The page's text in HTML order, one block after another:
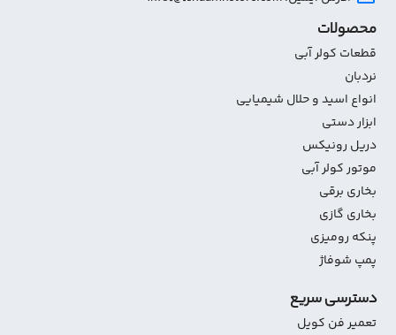
محصولات
قطعات کولر آبی
نردبان
انواع اسید و حلال شیمیایی
ابزار دستی
دریل رونیکس
موتور کولر آبی
بخاری برقی
بخاری گازی
پنکه رومیزی
پمپ شوفاژ
دسترسی سریع
تعمیر فن کویل